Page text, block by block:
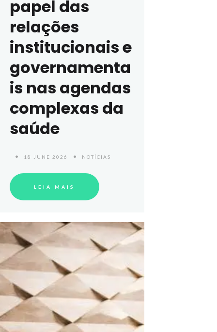
papel das
relações
institucionais e
governamenta
is nas agendas
complexas da
saúde
18 JUNE 2026 NOTÍCIAS
LEIA MAIS